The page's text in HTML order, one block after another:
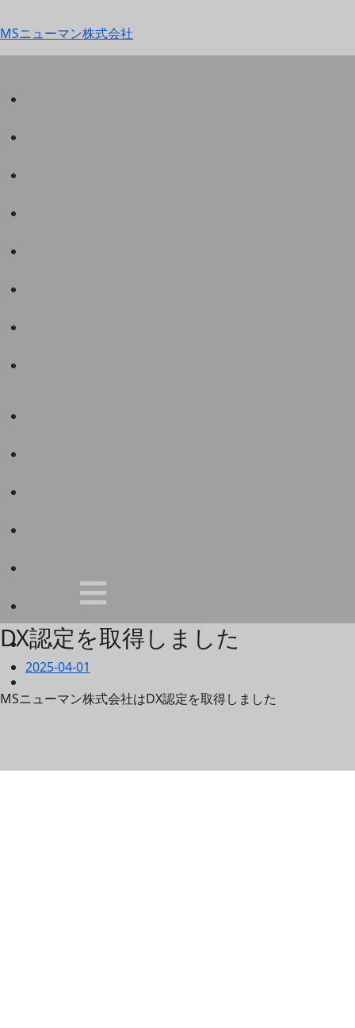
MSニューマン株式会社
DX認定を取得しました
2025-04-01
MSニューマン株式会社はDX認定を取得しました